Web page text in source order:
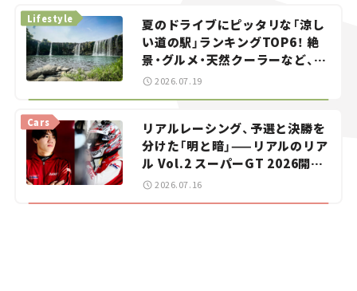
夏のドライブにピッタリな「涼し
い道の駅」ランキングTOP6！ 絶
景・グルメ・天然クーラーなど、避
暑におすすめのスポットを紹介
Lifestyle
2026.07.19
リアルレーシング、予選と決勝を
分けた「明と暗」——リアルのリア
ル Vol.2 スーパーGT 2026開幕
戦 岡山国際サーキット
Cars
2026.07.16